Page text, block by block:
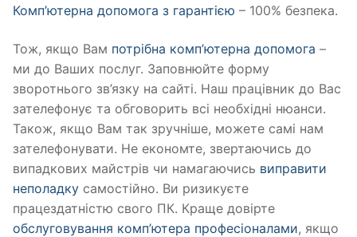
Комп’ютерна допомога з гарантією – 100% безпека.
Тож, якщо Вам потрібна комп’ютерна допомога –
ми до Ваших послуг. Заповнюйте форму
зворотнього зв’язку на сайті. Наш працівник до Вас
зателефонує та обговорить всі необхідні нюанси.
Також, якщо Вам так зручніше, можете самі нам
зателефонувати. Не економте, звертаючись до
випадкових майстрів чи намагаючись виправити
неполадку самостійно. Ви ризикуєте
працездатністю свого ПК. Краще довірте
обслуговування комп’ютера професіоналами, якщо